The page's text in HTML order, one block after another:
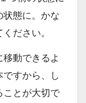
状態に。かな
ださい。
動できるよ
すから、し
ことが大切で